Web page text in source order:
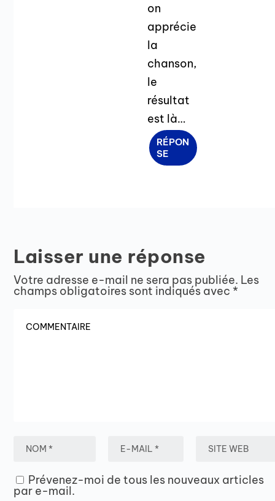
on
apprécie
la
chanson,
le
résultat
est là…
RÉPON
SE
Laisser une réponse
Votre adresse e-mail ne sera pas publiée. Les
champs obligatoires sont indiqués avec *
Prévenez-moi de tous les nouveaux articles
par e-mail.